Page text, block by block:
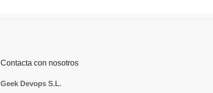
Contacta con nosotros
Geek Devops S.L.